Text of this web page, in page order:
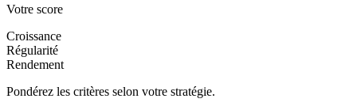
Votre score
Croissance
Régularité
Rendement
Pondérez les critères selon votre stratégie.